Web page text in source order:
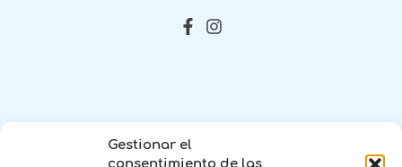
Gestionar el
consentimiento de las